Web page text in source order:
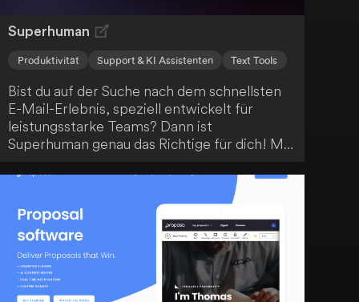
Superhuman
Produktivität Support & KI Assistenten Text Tools
Bist du auf der Suche nach dem schnellsten
E-Mail-Erlebnis, speziell entwickelt für
leistungsstarke Teams? Dann ist
Superhuman genau das Richtige für dich! Mit
gestütztem Schreiben, Zusammenfassungen
und geteilten Posteingängen kannst du die E-
Mail-Bearbeitung enorm beschleunigen.
Profitiere von bis zu 4 Stunden Zeitersparnis
pro Woche und konzentriere dich auf das
Wesentliche.